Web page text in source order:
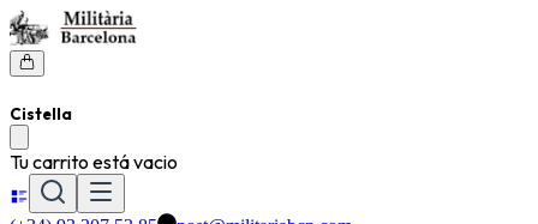
Cistella
Tu carrito está vacio